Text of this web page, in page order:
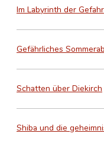
Im Labyrinth der Gefahr
Gefährliches
Schatten über Diekirch
Shiba und die